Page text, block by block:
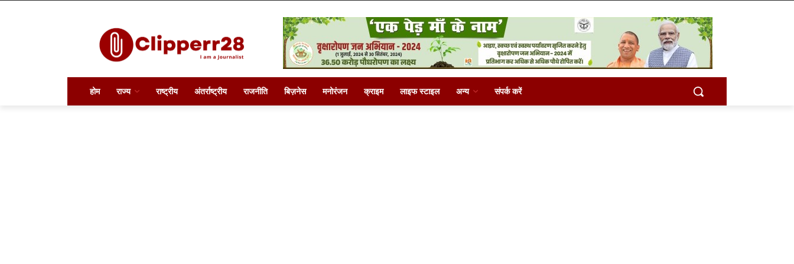
होम राज्य राष्ट्रीय अंतर्राष्ट्रीय राजनीति बिज़नेस मनोरंजन क्राइम लाइफ स्टाइल अन्य संपर्क करें